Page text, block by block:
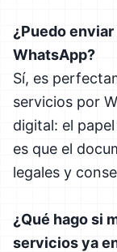
¿Puedo
WhatsApp?
Sí, es
servicios por
digital: el
es que el
legales y
¿Qué hago si
servicios ya